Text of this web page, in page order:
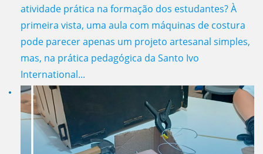
atividade prática na formação dos estudantes? À
primeira vista, uma aula com máquinas de costura
pode parecer apenas um projeto artesanal simples,
mas, na prática pedagógica da Santo Ivo
International...